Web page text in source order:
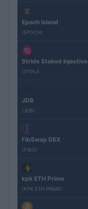
Epoch Island
(EPOCH)
Stride Staked Injective
(STINJ)
JDB
(JDB)
FibSwap DEX
(FIBO)
kpk ETH Prime
(KPK ETH PRIME)